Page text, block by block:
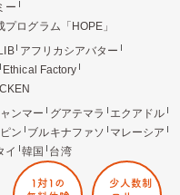
少人数制
1対1の
ー
ログラム「HOPE」
LIB アフリカシアバター
Ethical Factory
ャンマー グアテマラ
エクアドル
ン ブルキナファソ マレーシア
イ 韓国 台湾